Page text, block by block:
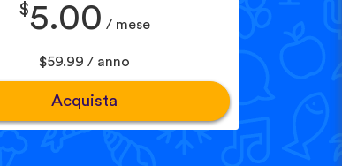
$5.00 / mese
$59.99 / anno
Acquista